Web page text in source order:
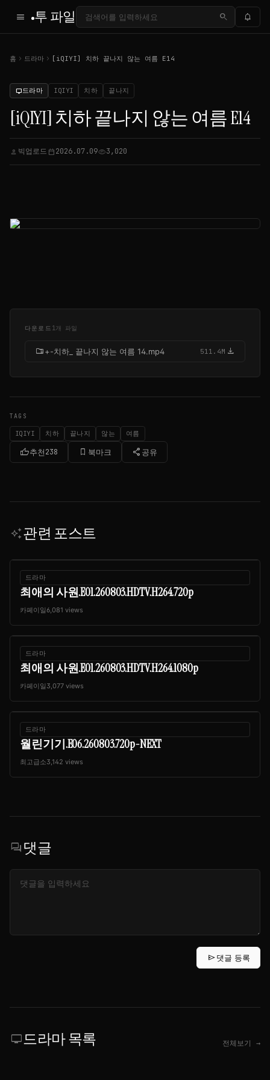
menu 투 파일 search notifications
홈 chevron_right 드라마 chevron_right [iQIYI] 치하 끝나지 않는 여름 E14
tv드라마 IQIYI 치하 끝나지
[iQIYI] 치하 끝나지 않는 여름 E14
person 빅업로드 calendar_today2026.07.09visibility3,020
다운로드 1개 파일
folder_zip+-치하_ 끝나지 않는 여름 14.mp4 511.4M download
TAGS
IQIYI 치하 끝나지 않는 여름
thumb_up추천238 bookmark_border 북마크 share 공유
auto_awesome관련 포스트
드라마
최애의 사원.E01.260803.HDTV.H264.720p
카페이일6,081 views
드라마
최애의 사원.E01.260803.HDTV.H264.1080p
카페이일 3,077 views
드라마
월린기기.E06.260803.720p-NEXT
최고급소3,142 views
forum댓글
send댓글 등록
tv드라마 목록 전체보기 →